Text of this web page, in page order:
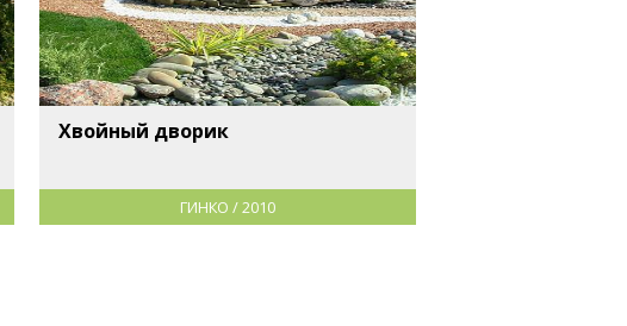
Хвойный дворик
ГИНКО / 2010